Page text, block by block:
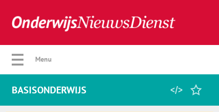
Verberg menu
Home
Menu
BASISONDERWIJS